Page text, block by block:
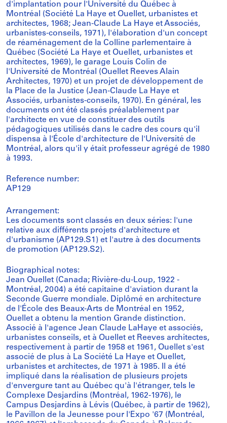
d'implantation pour l'Université du Québec à
Montréal (Société La Haye et Ouellet, urbanistes et
architectes, 1968; Jean-Claude La Haye et Associés,
urbanistes-conseils, 1971), l'élaboration d'un concept
de réaménagement de la Colline parlementaire à
Québec (Société La Haye et Ouellet, urbanistes et
architectes, 1969), le garage Louis Colin de
l'Université de Montréal (Ouellet Reeves Alain
Architectes, 1970) et un projet de développement de
la Place de la Justice (Jean-Claude La Haye et
Associés, urbanistes-conseils, 1970). En général, les
documents ont été classés préalablement par
l'architecte en vue de constituer des outils
pédagogiques utilisés dans le cadre des cours qu'il
dispensa à l'École d'architecture de l'Université de
Montréal, alors qu'il y était professeur agrégé de 1980
à 1993.
Reference number:
AP129
Arrangement:
Les documents sont classés en deux séries: l'une
relative aux différents projets d'architecture et
d'urbanisme (AP129.S1) et l'autre à des documents
de promotion (AP129.S2).
Biographical notes:
Jean Ouellet (Canada; Rivière-du-Loup, 1922 -
Montréal, 2004) a été capitaine d'aviation durant la
Seconde Guerre mondiale. Diplômé en architecture
de l'École des Beaux-Arts de Montréal en 1952,
Ouellet a obtenu la mention Grande distinction.
Associé à l'agence Jean Claude LaHaye et associés,
urbanistes conseils, et à Ouellet et Reeves architectes,
respectivement à partir de 1958 et 1961, Ouellet s'est
associé de plus à La Société La Haye et Ouellet,
urbanistes et architectes, de 1971 à 1985. Il a été
impliqué dans la réalisation de plusieurs projets
d'envergure tant au Québec qu'à l'étranger, tels le
Complexe Desjardins (Montréal, 1962-1976), le
Campus Desjardins à Lévis (Québec, à partir de 1962),
le Pavillon de la Jeunesse pour l'Expo '67 (Montréal,